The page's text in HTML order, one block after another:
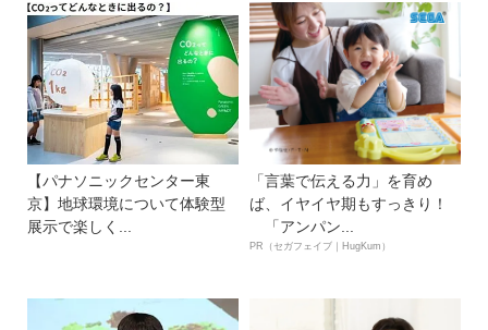
【パナソニックセンター東
京】地球環境について体験型
展示で楽しく...
「言葉で伝える力」を育め
ば、イヤイヤ期もすっきり！
「アンパン...
PR（セガフェイブ｜HugKum）